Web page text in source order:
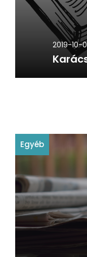
2019-10-
Egyéb